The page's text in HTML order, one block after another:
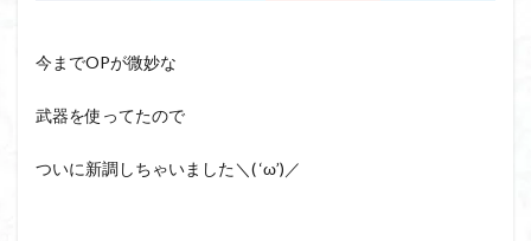
今までOPが微妙な
武器を使ってたので
ついに新調しちゃいました＼( ‘ω’)／